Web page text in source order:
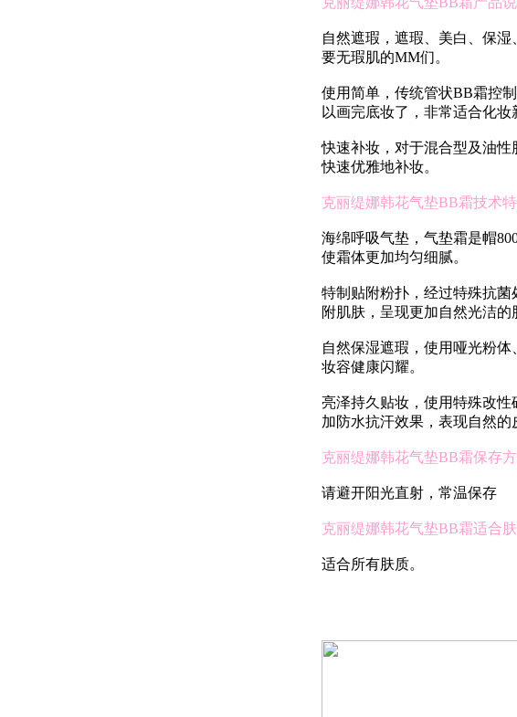
自然遮瑕，遮瑕、美白、保
要无瑕肌的MM们。
使用简单，传统管状BB霜控
以画完底妆了，非常适合化妆
快速补妆，对于混合型及油
快速优雅地补妆。
克丽缇娜韩花气垫BB霜技术特
海绵呼吸气垫，气垫霜是帽
使霜体更加均匀细腻。
特制贴附粉扑，经过特殊抗
附肌肤，呈现更加自然光洁的
自然保湿遮瑕，使用哑光粉
妆容健康闪耀。
亮泽持久贴妆，使用特殊改
加防水抗汗效果，表现自然的
克丽缇娜韩花气垫BB霜保存方
请避开阳光直射，常温保存
克丽缇娜韩花气垫BB霜适合肤
适合所有肤质。